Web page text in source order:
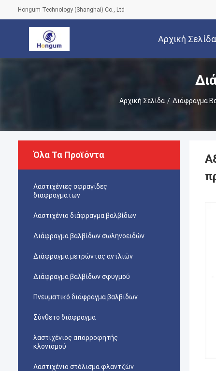
Hongum Technology (Shanghai) Co., Ltd
Αρχική Σελίδα
Αρχική Σελίδα / Διάφραγμα
Όλα Τα Προϊόντα
Λαστιχένιες σφραγίδες
διαφραγμάτων
Λαστιχένιο διάφραγμα βαλβίδων
Διάφραγμα βαλβίδων σωληνοειδών
Διάφραγμα μετρώντας αντλιών
Διάφραγμα βαλβίδων σφυγμού
Πνευματικό διάφραγμα βαλβίδων
Σύνθετο διάφραγμα
λαστιχένιος απορροφητής
κλονισμού
Λαστιχένιο στόλισμα φλαντζών